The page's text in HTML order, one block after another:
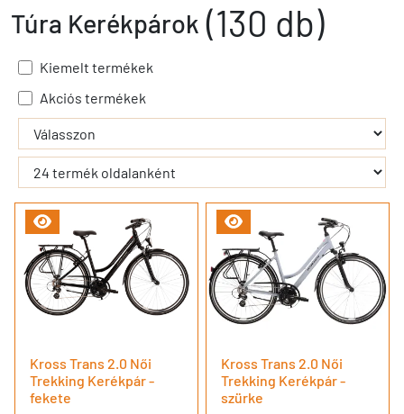
Túra Kerékpárok (130 db)
Kiemelt termékek
Akciós termékek
- - filter_submit - -
Kross Trans 2.0 Női
Trekking Kerékpár -
fekete
Kross Trans 2.0 Női
Trekking Kerékpár -
szürke